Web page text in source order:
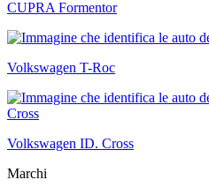
CUPRA Formentor
Volkswagen T-Roc
Volkswagen ID. Cross
Marchi